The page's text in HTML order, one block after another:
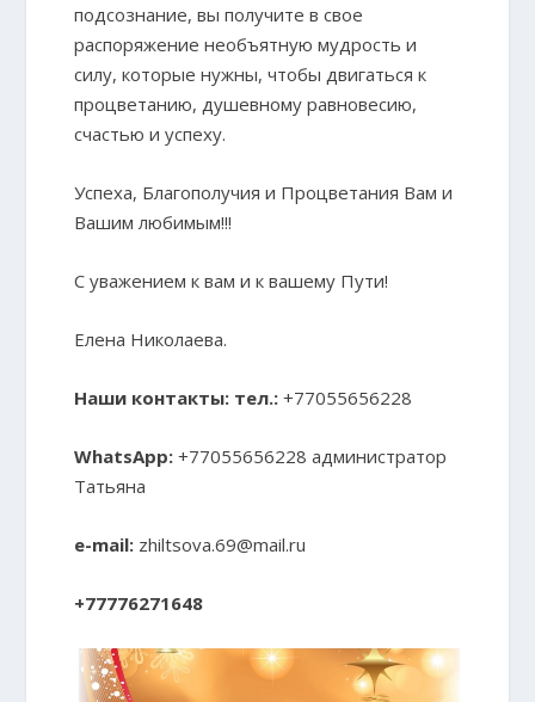
подсознание, вы получите в свое
распоряжение необъятную мудрость и
силу, которые нужны, чтобы двигаться к
процветанию, душевному равновесию,
счастью и успеху.
Успеха, Благополучия и Процветания Вам и
Вашим любимым!!!
С уважением к вам и к вашему Пути!
Елена Николаева.
Наши контакты: тел.: +77055656228
WhatsApp: +77055656228 администратор
Татьяна
e-mail: zhiltsova.69@mail.ru
+77776271648